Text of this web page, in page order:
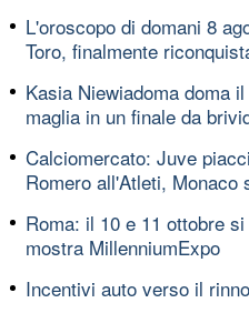
L'oroscopo di domani 8
Toro, finalmente
Kasia Niewiadoma doma
maglia in un finale da
Calciomercato: Juve
Romero all'Atleti, Monaco
Roma: il 10 e 11 ottobre
mostra MillenniumExpo
Incentivi auto verso il